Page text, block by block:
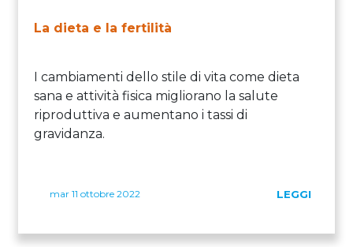
La dieta e la fertilità
I cambiamenti dello stile di vita come dieta
sana e attività fisica migliorano la salute
riproduttiva e aumentano i tassi di
gravidanza.
mar 11 ottobre 2022 LEGGI